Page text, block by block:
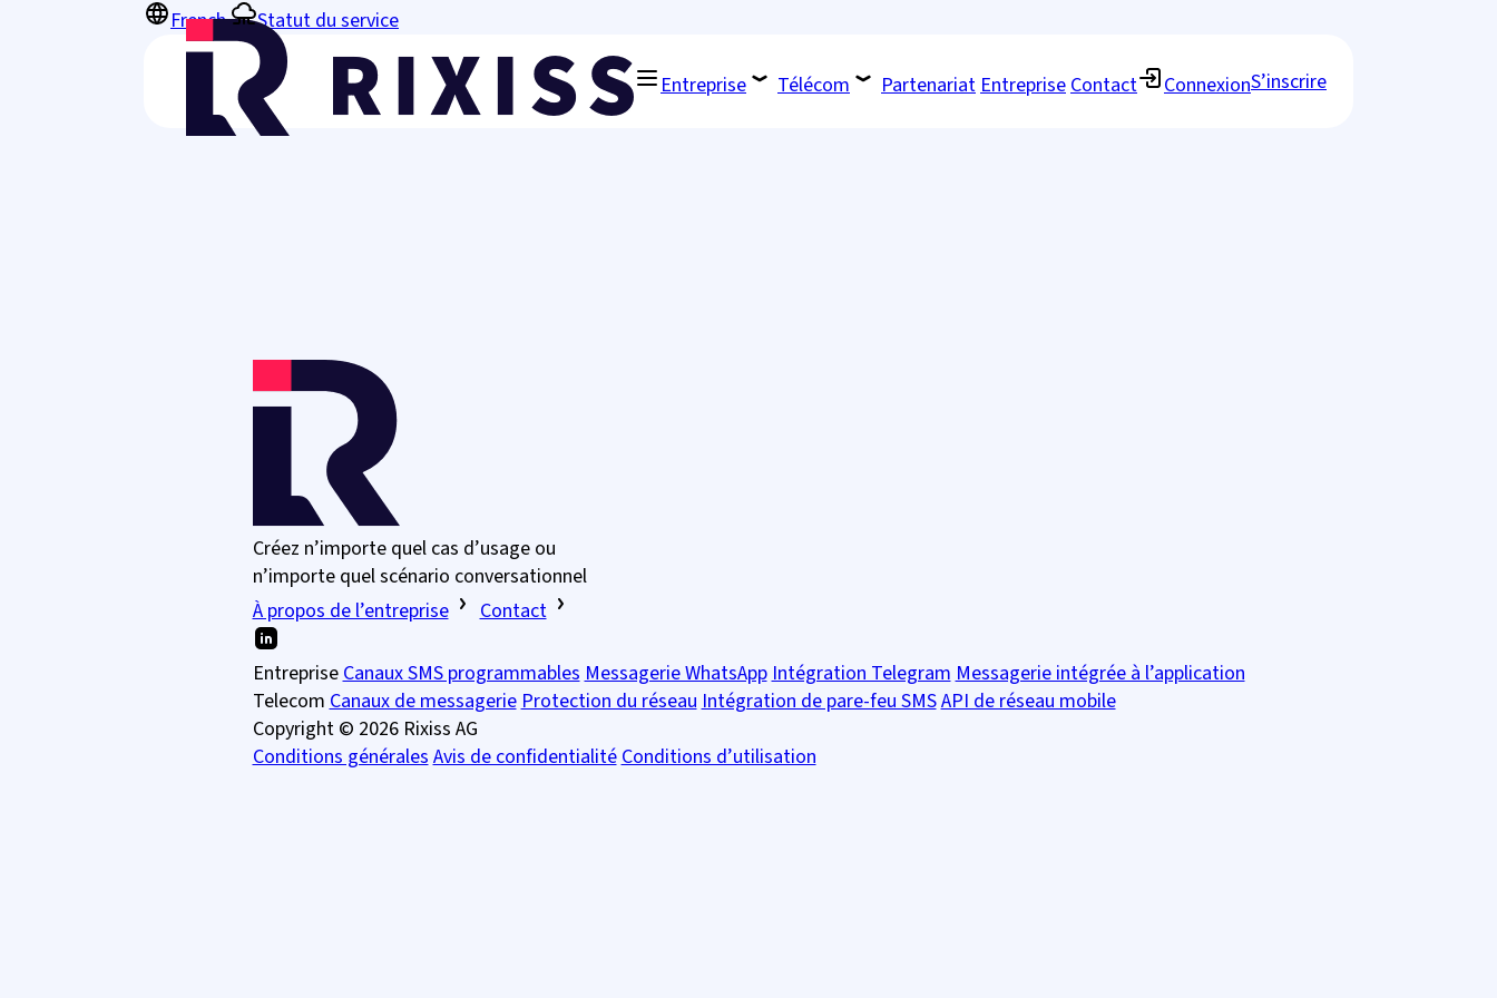
French Statut du service
Entreprise Télécom Partenariat Entreprise Contact ConnexionS’inscrire
Créez n’importe quel cas d’usage ou
n’importe quel scénario conversationnel
À propos de l’entreprise
Contact
EntrepriseCanaux SMS programmablesMessagerie WhatsAppIntégration TelegramMessagerie intégrée à l’application
TelecomCanaux de messagerieProtection du réseauIntégration de pare-feu SMSAPI de réseau mobile
Copyright © 2026 Rixiss AG
Conditions généralesAvis de confidentialitéConditions d’utilisation